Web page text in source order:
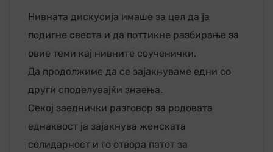
Нивната дискусија имаше за цел да ја
подигне свеста и да поттикне разбирање за
овие теми кај нивните соученички.
Да продолжиме да се зајакнуваме едни со
други споделувајќи знаења.
Секој заеднички разговор за родовата
еднаквост ја зајакнува женската
солидарност и го отвора патот за